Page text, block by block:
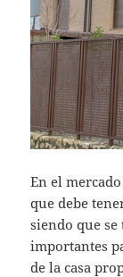
En el
que debe
siendo que se
importantes
de la casa